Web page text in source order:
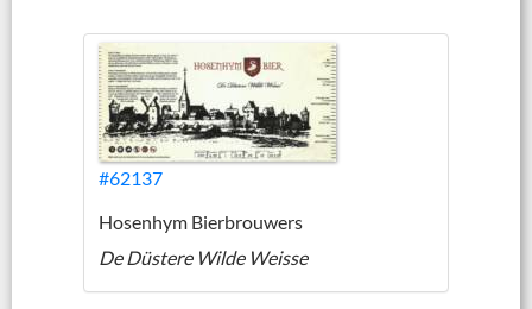
#62137
Hosenhym Bierbrouwers
De Düstere Wilde Weisse